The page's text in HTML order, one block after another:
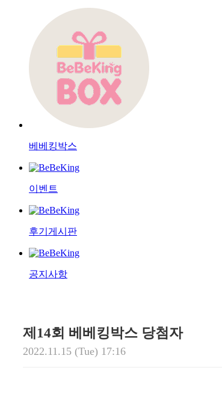
베베킹박스
이벤트
후기게시판
공지사항
제14회 베베킹박스 당첨자
2022.11.15 (Tue) 17:16